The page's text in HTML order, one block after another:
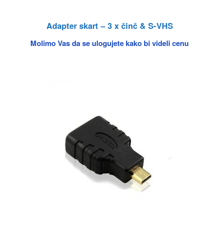
Adapter skart – 3 x činč & S-VHS
Molimo Vas da se ulogujete kako bi videli cenu